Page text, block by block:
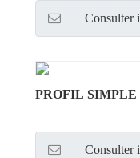
Consulter
PROFIL SIMPLE
Consulter